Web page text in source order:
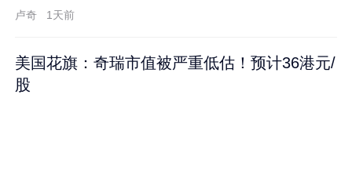
卢奇 1天前
美国花旗：奇瑞市值被严重低估！预计36港元/
股